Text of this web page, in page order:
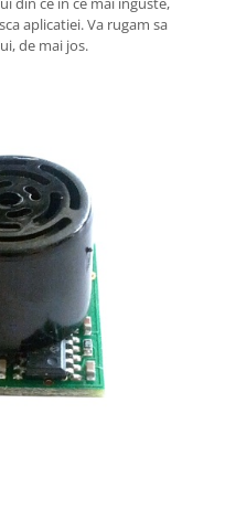
aplicatiei. Va rugam sa
de mai jos.